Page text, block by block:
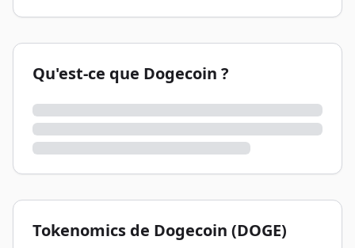
Qu'est-ce que Dogecoin ?
Tokenomics de Dogecoin (DOGE)